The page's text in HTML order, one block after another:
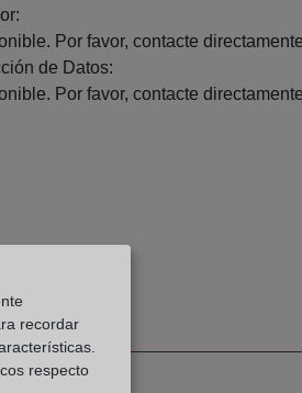
Por favor, contacte
de Datos:
Por favor, contacte
recordar
respecto